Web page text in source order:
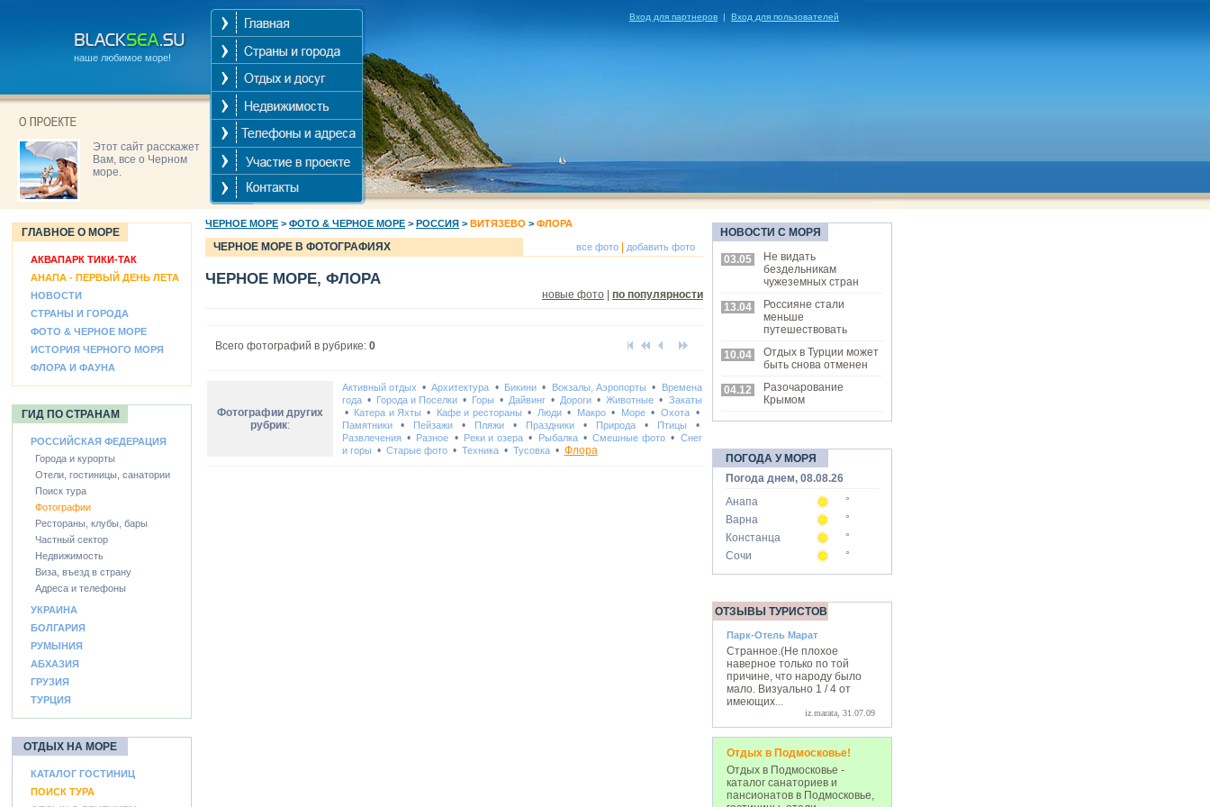
наше любимое море!
Этот сайт расскажет
Вам, все о Черном
море.
Вход для партнеров | Вход для пользователей
ГЛАВНОЕ О МОРЕ
АКВАПАРК ТИКИ-ТАК
АНАПА - ПЕРВЫЙ ДЕНЬ ЛЕТА
НОВОСТИ
СТРАНЫ И ГОРОДА
ФОТО & ЧЕРНОЕ МОРЕ
ИСТОРИЯ ЧЕРНОГО МОРЯ
ФЛОРА И ФАУНА
ГИД ПО СТРАНАМ
РОССИЙСКАЯ ФЕДЕРАЦИЯ
Города и курорты
Отели, гостиницы, санатории
Поиск тура
Фотографии
Рестораны, клубы, бары
Частный сектор
Недвижимость
Виза, въезд в страну
Адреса и телефоны
УКРАИНА
БОЛГАРИЯ
РУМЫНИЯ
АБХАЗИЯ
ГРУЗИЯ
ТУРЦИЯ
ОТДЫХ НА МОРЕ
КАТАЛОГ ГОСТИНИЦ
ПОИСК ТУРА
ЧЕРНОЕ МОРЕ > ФОТО & ЧЕРНОЕ МОРЕ > РОССИЯ > ВИТЯЗЕВО > ФЛОРА
ЧЕРНОЕ МОРЕ В ФОТОГРАФИЯХ все фото добавить фото
ЧЕРНОЕ МОРЕ, ФЛОРА
новые фото по популярности
Всего фотографий в рубрике: 0
Фотографии других
рубрик:
Активный отдых •Архитектура • Бикини • Вокзалы, Аэропорты •
Времена
года• Города и Поселки• Горы •Дайвинг •Дороги •Животные • Закаты
• Катера и Яхты • Кафе и рестораны • Люди• Макро• Море• Охота •
Памятники• Пейзажи • Пляжи • Праздники• Природа• Птицы •
Развлечения• Разное • Реки и озера• Рыбалка•Смешные фото• Снег
и горы • Старые фото• Техника• Тусовка• Флора
НОВОСТИ С МОРЯ
03.05
Не видать
бездельникам
чужеземных стран
13.04
Россияне стали
меньше
путешествовать
10.04
Отдых в Турции может
быть снова отменен
04.12
Разочарование
Крымом
ПОГОДА У МОРЯ
Погода днем, 08.08.26
Анапа
°
Варна
°
Констанца
°
Сочи
°
ОТЗЫВЫ ТУРИСТОВ
Парк-Отель Марат
Странное.(Не плохое
наверное только по той
причине, что народу было
мало. Визуально 1 / 4 от
имеющих...
iz.marata, 31.07.09
Отдых в Подмосковье!
Отдых в Подмосковье -
каталог санаториев и
пансионатов в Подмосковье,